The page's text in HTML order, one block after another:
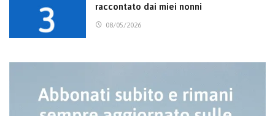
raccontato dai miei nonni
08/05/2026